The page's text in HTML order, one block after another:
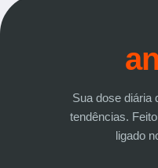
Sua dose diária
tendências.
ligado